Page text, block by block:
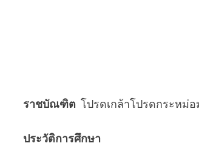
ราชบัณฑิต โปรดเกล้าโปรดกระหม่
ประวัติการศึกษา